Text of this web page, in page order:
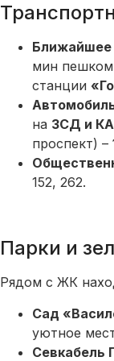
Ближайшее
мин пешком
станции
на ЗСД и
проспект) –
152, 262.
Парки и
Рядом с ЖК
Сад
уютное
Севкабель